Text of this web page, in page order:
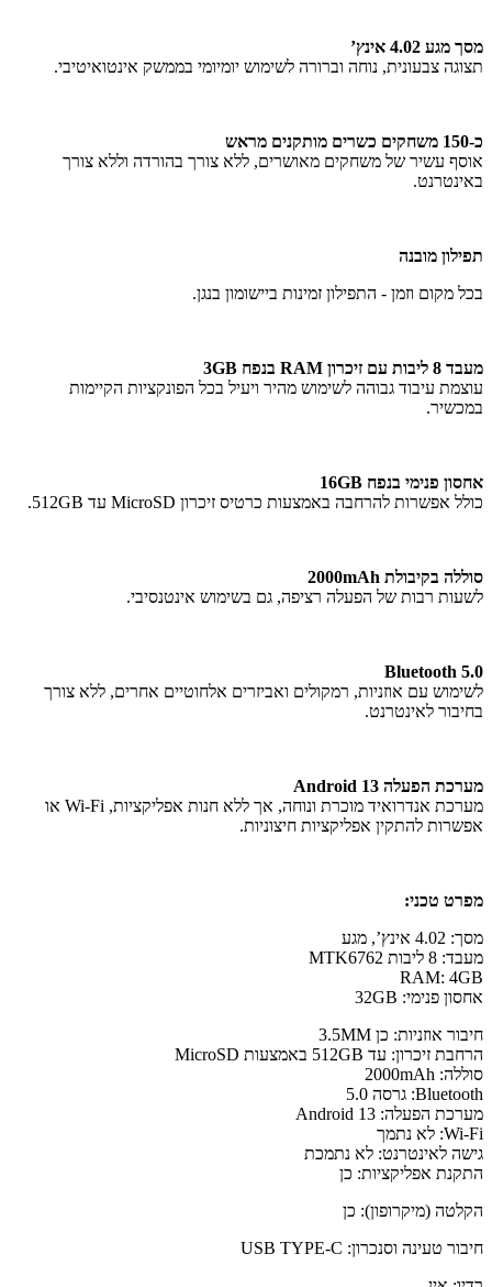
מסך מגע 4.02 אינץ’
תצוגה צבעונית, נוחה וברורה לשימוש יומיומי בממשק אינטואיטיבי.
כ-150 משחקים כשרים מותקנים מראש
אוסף עשיר של משחקים מאושרים, ללא צורך בהורדה וללא צורך
באינטרנט.
תפילון מובנה
בכל מקום וזמן - התפילון זמינות ביישומון בנגן.
מעבד 8 ליבות עם זיכרון RAM בנפח 3GB
עוצמת עיבוד גבוהה לשימוש מהיר ויעיל בכל הפונקציות הקיימות
במכשיר.
אחסון פנימי בנפח 16GB
כולל אפשרות להרחבה באמצעות כרטיס זיכרון MicroSD עד 512GB.
סוללה בקיבולת 2000mAh
לשעות רבות של הפעלה רציפה, גם בשימוש אינטנסיבי.
Bluetooth 5.0
לשימוש עם אוזניות, רמקולים ואביזרים אלחוטיים אחרים, ללא צורך
בחיבור לאינטרנט.
מערכת הפעלה Android 13
מערכת אנדרואיד מוכרת ונוחה, אך ללא חנות אפליקציות, Wi-Fi או
אפשרות להתקין אפליקציות חיצוניות.
מפרט טכני:
מסך: 4.02 אינץ’, מגע
מעבד: 8 ליבות MTK6762
RAM: 4GB
אחסון פנימי: 32GB
חיבור אוזניות: כן 3.5MM
הרחבת זיכרון: עד 512GB באמצעות MicroSD
סוללה: 2000mAh
Bluetooth: גרסה 5.0
מערכת הפעלה: Android 13
Wi-Fi: לא נתמך
גישה לאינטרנט: לא נתמכת
התקנת אפליקציות: כן
הקלטה (מיקרופון): כן
חיבור טעינה וסנכרון: USB TYPE-C